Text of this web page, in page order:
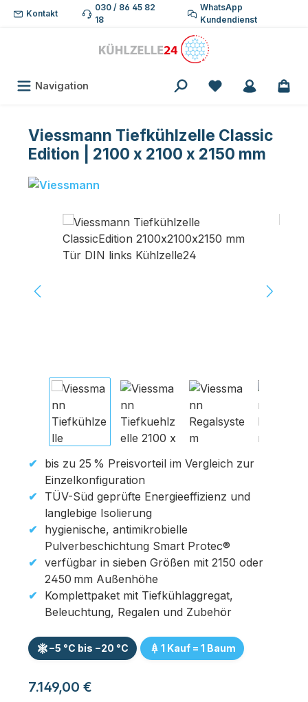
Zum Hauptinhalt springen
Kontakt
030 / 86 45 82
18
WhatsApp
Kundendienst
Navigation Du hast 0
Viessmann Tiefkühlzelle Classic
Edition | 2100 x 2100 x 2150 mm
Bildergalerie überspringen
bis zu 25 % Preisvorteil im Vergleich zur
Einzelkonfiguration
TÜV-Süd geprüfte Energieeffizienz und
langlebige Isolierung
hygienische, antimikrobielle
Pulverbeschichtung Smart Protec®
verfügbar in sieben Größen mit 2150 oder
2450 mm Außenhöhe
Komplettpaket mit Tiefkühlaggregat,
Beleuchtung, Regalen und Zubehör
−5 °C bis −20 °C 1 Kauf = 1 Baum
Regulärer Preis:
7.149,00 €